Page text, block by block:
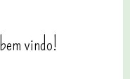
vindo!